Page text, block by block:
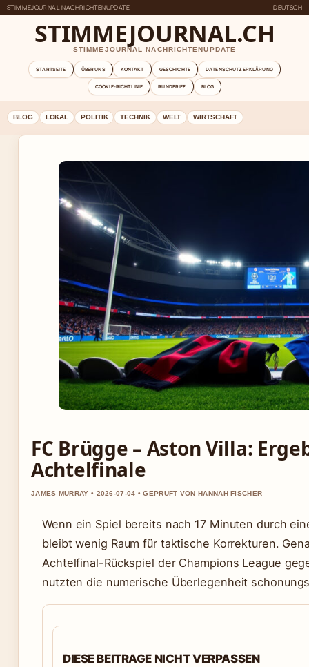
STIMMEJOURNAL NACHRICHTENUPDATE DEUTSCH
STIMMEJOURNAL.CH
STIMMEJOURNAL NACHRICHTENUPDATE
STARTSEITE ÜBER UNS KONTAKT GESCHICHTE DATENSCHUTZERKLÄRUNG
COOKIE-RICHTLINIE RUNDBRIEF BLOG
BLOG LOKAL POLITIK TECHNIK WELT WIRTSCHAFT
FC Brügge – Aston Villa:
Achtelfinale
JAMES MURRAY • 2026-07-04 • GEPRUFT VON HANNAH FISCHER
Wenn ein Spiel bereits nach 17 Minuten durch
bleibt wenig Raum für taktische Korrekturen.
Achtelfinal-Rückspiel der Champions League
nutzten die numerische Überlegenheit
DIESE BEITRAGE NICHT VERPASSEN